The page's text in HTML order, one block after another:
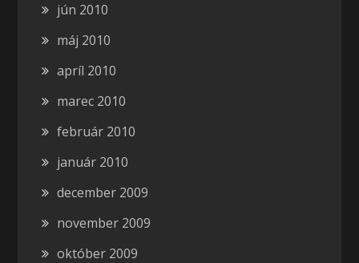
jún 2010
máj 2010
apríl 2010
marec 2010
február 2010
január 2010
december 2009
november 2009
október 2009